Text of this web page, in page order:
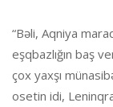
“Bəli, Aqniya
eşqbazlığın baş
çox yaxşı
osetin idi,